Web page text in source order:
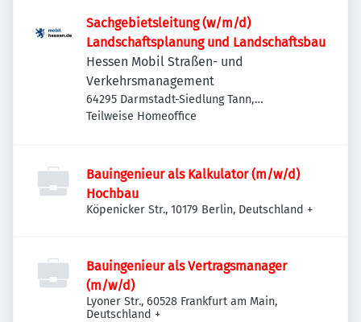
Sachgebietsleitung (w/m/d)
Landschaftsplanung und Landschaftsbau
Hessen Mobil Straßen- und
Verkehrsmanagement
64295 Darmstadt-Siedlung Tann,
Deutschland
Teilweise Homeoffice
Bauingenieur als Kalkulator (m/w/d)
Hochbau
Köpenicker Str., 10179 Berlin, Deutschland +
Bauingenieur als Vertragsmanager
(m/w/d)
Lyoner Str., 60528 Frankfurt am Main,
Deutschland +